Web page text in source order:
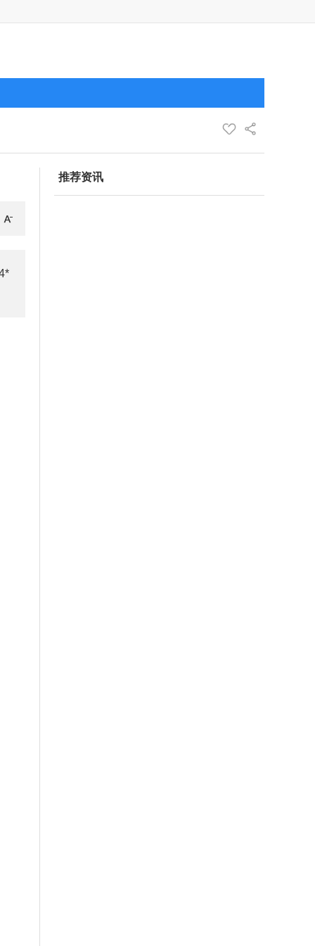
推荐资讯